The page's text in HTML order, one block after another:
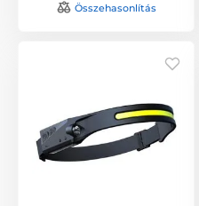
Összehasonlítás